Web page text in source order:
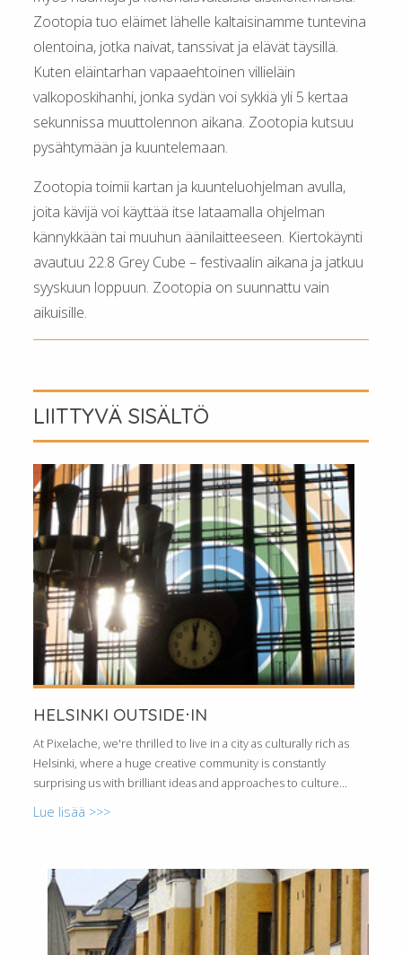
Zootopia tuo eläimet lähelle kaltaisinamme tuntevina
olentoina, jotka naivat, tanssivat ja elävät täysillä.
Kuten eläintarhan vapaaehtoinen villieläin
valkoposkihanhi, jonka sydän voi sykkiä yli 5 kertaa
sekunnissa muuttolennon aikana. Zootopia kutsuu
pysähtymään ja kuuntelemaan.
Zootopia toimii kartan ja kuunteluohjelman avulla,
joita kävijä voi käyttää itse lataamalla ohjelman
kännykkään tai muuhun äänilaitteeseen. Kiertokäynti
avautuu 22.8 Grey Cube – festivaalin aikana ja jatkuu
syyskuun loppuun. Zootopia on suunnattu vain
aikuisille.
LIITTYVÄ SISÄLTÖ
HELSINKI OUTSIDE⋅IN
At Pixelache, we're thrilled to live in a city as culturally rich as
Helsinki, where a huge creative community is constantly
surprising us with brilliant ideas and approaches to culture...
Lue lisää >>>